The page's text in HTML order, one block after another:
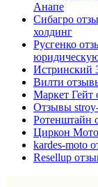
Анапе
Сибагро
холдинг
Русгенко
Вилти
Маркет Гейт
Отзывы
Ротенштайн
Циркон
kardes-moto
Resellup